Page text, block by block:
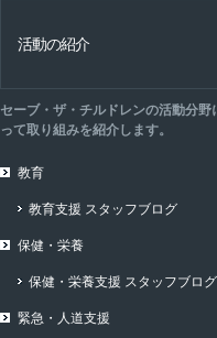
活動の紹介
セーブ・ザ・チルドレンの活動分野
って取り組みを紹介します。
教育
教育支援 スタッフブログ
保健・栄養
保健・栄養支援 スタッフブログ
緊急・人道支援